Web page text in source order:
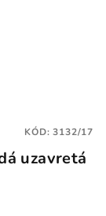
uzavretá
KÓD:3132/17